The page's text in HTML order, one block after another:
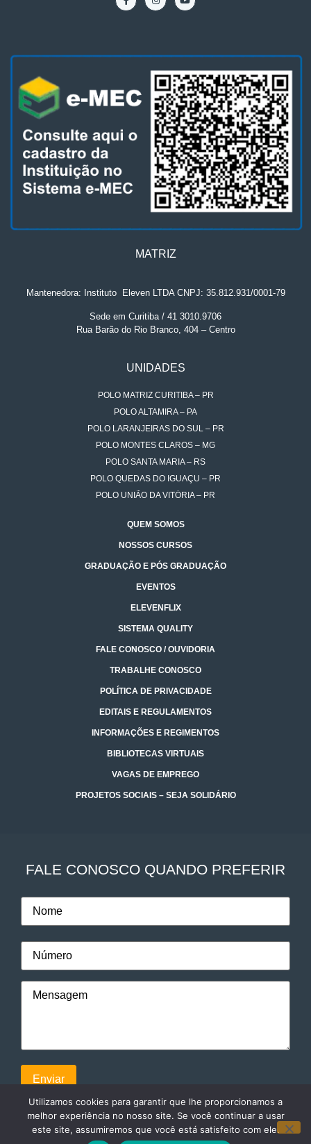
MATRIZ
Mantenedora: Instituto. Eleven LTDA CNPJ: 35.812.931/0001-79
Sede em Curitiba / 41 3010.9706
Rua Barão do Rio Branco, 404 – Centro
UNIDADES
POLO MATRIZ CURITIBA – PR
POLO ALTAMIRA – PA
POLO LARANJEIRAS DO SUL – PR
POLO MONTES CLAROS – MG
POLO SANTA MARIA – RS
POLO QUEDAS DO IGUAÇU – PR
POLO UNIÃO DA VITÓRIA – PR
QUEM SOMOS
NOSSOS CURSOS
GRADUAÇÃO E PÓS GRADUAÇÃO
EVENTOS
ELEVENFLIX
SISTEMA QUALITY
FALE CONOSCO / OUVIDORIA
TRABALHE CONOSCO
POLÍTICA DE PRIVACIDADE
EDITAIS E REGULAMENTOS
INFORMAÇÕES E REGIMENTOS
BIBLIOTECAS VIRTUAIS
VAGAS DE EMPREGO
PROJETOS SOCIAIS – SEJA SOLIDÁRIO
FALE CONOSCO QUANDO PREFERIR
Utilizamos cookies para garantir que lhe proporcionamos a
melhor experiência no nosso site. Se você continuar a usar
este site, assumiremos que você está satisfeito com ele.